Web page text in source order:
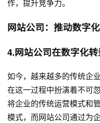
作，提升竞争力。
网站公司：推动数字
4.网站公司在数字化
如今，越来越多的传统企
在这一过程中扮演着不可
将企业的传统运营模式和
模式，而网站公司通过为